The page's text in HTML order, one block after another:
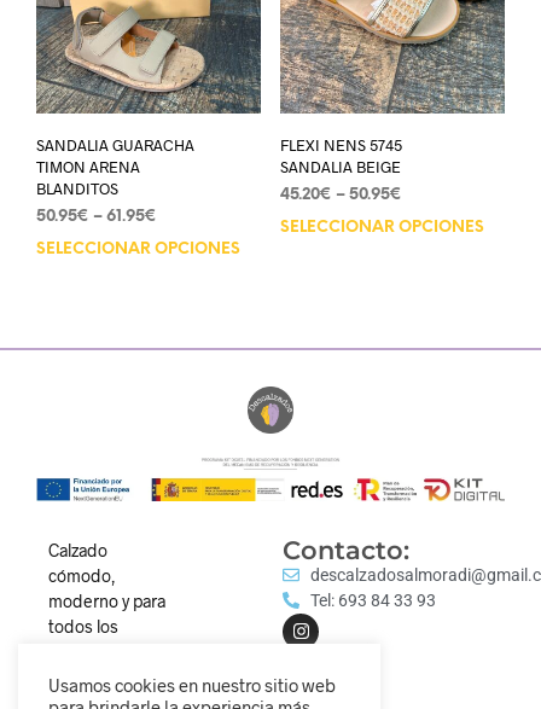
SANDALIA GUARACHA
TIMON ARENA
BLANDITOS
50.95€ – 61.95€
SELECCIONAR OPCIONES
FLEXI NENS 5745
SANDALIA BEIGE
45.20€ – 50.95€
SELECCIONAR OPCIONES
Calzado
cómodo,
moderno y para
todos los
Descubre
nuestra
Contacto:
Tel: 693 84 33 93
Usamos cookies en nuestro sitio web